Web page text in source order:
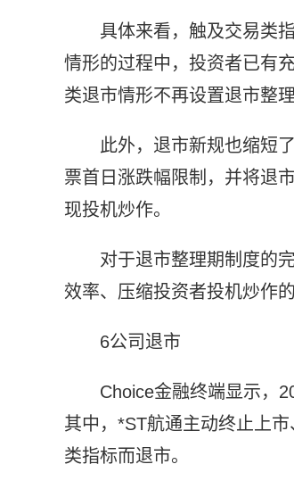
具体来看，触及交易类
情形的过程中，投资者已有
类退市情形不再设置退市整理
此外，退市新规也缩短
票首日涨跌幅限制，并将退
现投机炒作。
对于退市整理期制度的
效率、压缩投资者投机炒作的
6公司退市
Choice金融终端显示，
其中，*ST航通主动终止上
类指标而退市。